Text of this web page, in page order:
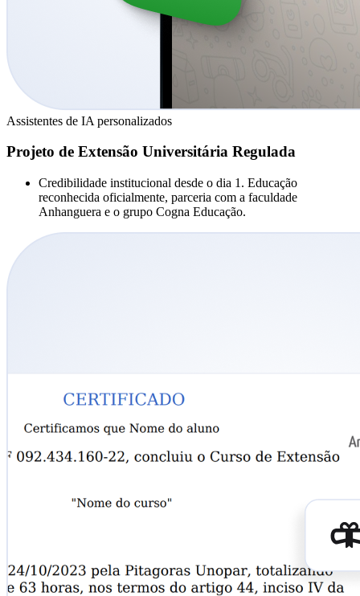
Assistentes de IA personalizados
Projeto de Extensão Universitária Regulada
Credibilidade institucional desde o dia 1. Educação
reconhecida oficialmente, parceria com a faculdade
Anhanguera e o grupo Cogna Educação.